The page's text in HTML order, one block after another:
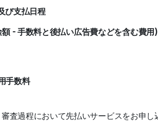
び支払日程
額 - 手数料と後払い広告費などを含む費
手数料
査過程において先払いサービスをお申